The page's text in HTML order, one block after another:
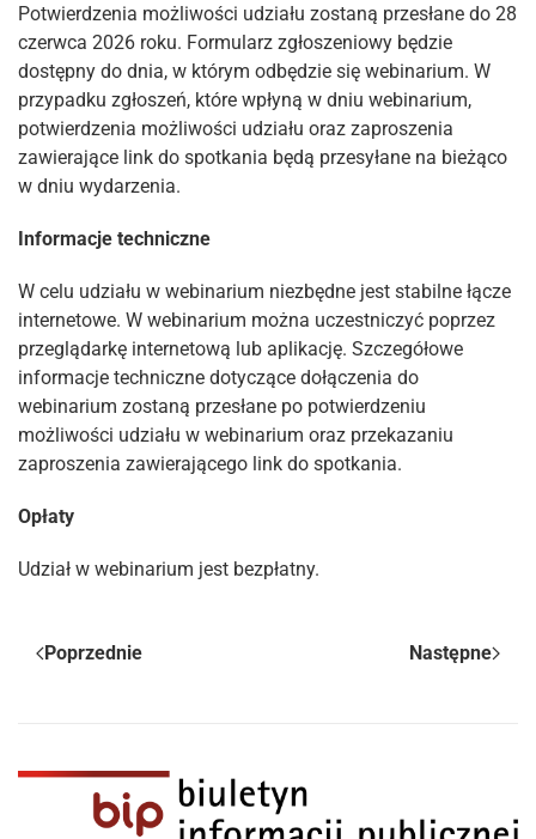
Potwierdzenia możliwości udziału zostaną przesłane do 28
czerwca 2026 roku. Formularz zgłoszeniowy będzie
dostępny do dnia, w którym odbędzie się webinarium. W
przypadku zgłoszeń, które wpłyną w dniu webinarium,
potwierdzenia możliwości udziału oraz zaproszenia
zawierające link do spotkania będą przesyłane na bieżąco
w dniu wydarzenia.
Informacje techniczne
W celu udziału w webinarium niezbędne jest stabilne łącze
internetowe. W webinarium można uczestniczyć poprzez
przeglądarkę internetową lub aplikację. Szczegółowe
informacje techniczne dotyczące dołączenia do
webinarium zostaną przesłane po potwierdzeniu
możliwości udziału w webinarium oraz przekazaniu
zaproszenia zawierającego link do spotkania.
Opłaty
Udział w webinarium jest bezpłatny.
Poprzednie Następne